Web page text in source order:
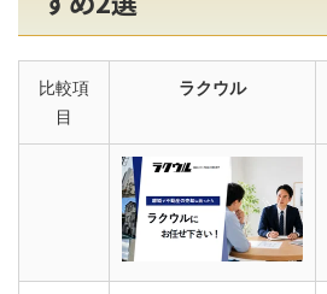
比較項
目
ラクウル